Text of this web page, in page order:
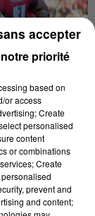
Stade
priorité
based on
or access
Create
personalised
content
or combinations
Create
prevent and
and content;
accepter